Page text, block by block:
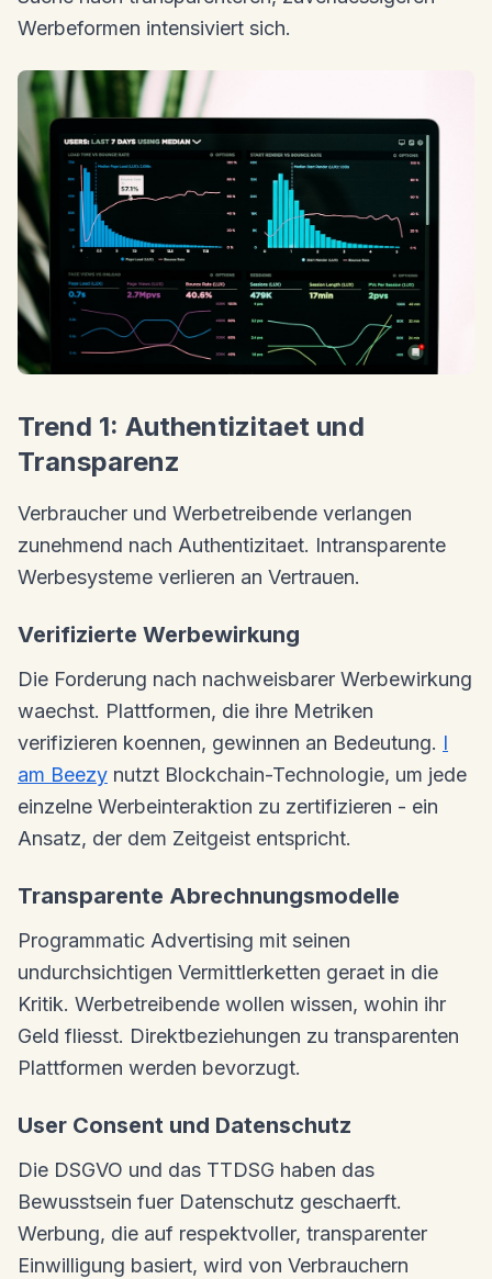
Werbeformen intensiviert sich.
Trend 1: Authentizitaet und
Transparenz
Verbraucher und Werbetreibende verlangen
zunehmend nach Authentizitaet. Intransparente
Werbesysteme verlieren an Vertrauen.
Verifizierte Werbewirkung
Die Forderung nach nachweisbarer Werbewirkung
waechst. Plattformen, die ihre Metriken
verifizieren koennen, gewinnen an Bedeutung. I
am Beezy nutzt Blockchain-Technologie, um jede
einzelne Werbeinteraktion zu zertifizieren - ein
Ansatz, der dem Zeitgeist entspricht.
Transparente Abrechnungsmodelle
Programmatic Advertising mit seinen
undurchsichtigen Vermittlerketten geraet in die
Kritik. Werbetreibende wollen wissen, wohin ihr
Geld fliesst. Direktbeziehungen zu transparenten
Plattformen werden bevorzugt.
User Consent und Datenschutz
Die DSGVO und das TTDSG haben das
Bewusstsein fuer Datenschutz geschaerft.
Werbung, die auf respektvoller, transparenter
Einwilligung basiert, wird von Verbrauchern